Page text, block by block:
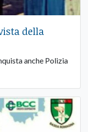
della
anche Polizia